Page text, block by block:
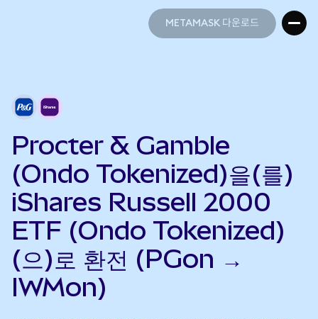
METAMASK 다운로드
Procter & Gamble
(Ondo Tokenized)을(를)
iShares Russell 2000
ETF (Ondo Tokenized)
(으)로 환전 (PGon →
IWMon)